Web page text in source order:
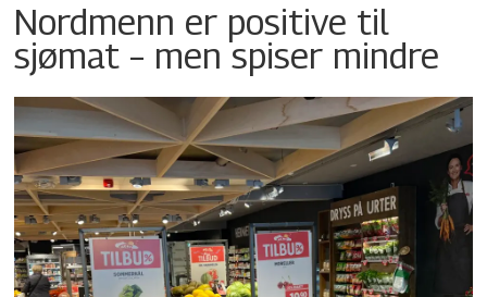
Nordmenn er positive til
sjømat – men spiser mindre